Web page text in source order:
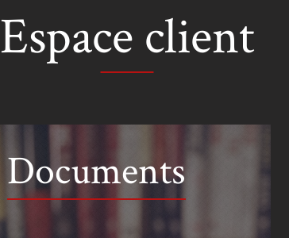
Espace client
Documents